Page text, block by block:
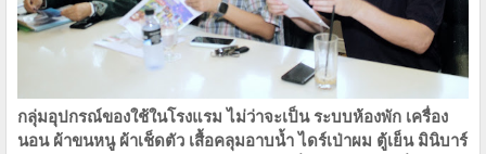
กลุ่มอุปกรณ์ของใช้ในโรงแรม​ ไม่ว่าจะเป็น​ ระบบห้องพัก​ เครื่อง
นอน​ ผ้าขนหนู​ ผ้าเช็ดตัว​ เสื้อคลุมอาบน้ำ​ ไดร์เป่าผม​ ตู้เย็น​ มินิบาร์​